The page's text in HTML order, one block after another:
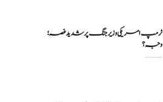
ٹرمپ امریکی وزیر جنگ پر شدید غصہ؛
وجہ ؟